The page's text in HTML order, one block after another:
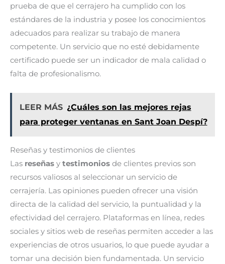
prueba de que el cerrajero ha cumplido con los
estándares de la industria y posee los conocimientos
adecuados para realizar su trabajo de manera
competente. Un servicio que no esté debidamente
certificado puede ser un indicador de mala calidad o
falta de profesionalismo.
LEER MÁS ¿Cuáles son las mejores rejas
para proteger ventanas en Sant Joan Despí?
Reseñas y testimonios de clientes
Las reseñas y testimonios de clientes previos son
recursos valiosos al seleccionar un servicio de
cerrajería. Las opiniones pueden ofrecer una visión
directa de la calidad del servicio, la puntualidad y la
efectividad del cerrajero. Plataformas en línea, redes
sociales y sitios web de reseñas permiten acceder a las
experiencias de otros usuarios, lo que puede ayudar a
tomar una decisión bien fundamentada. Un servicio